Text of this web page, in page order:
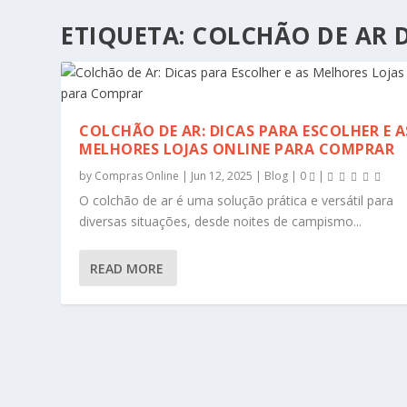
ETIQUETA: COLCHÃO DE AR
COLCHÃO DE AR: DICAS PARA ESCOLHER E
MELHORES LOJAS ONLINE PARA COMPRAR
by Compras Online | Jun 12, 2025 | Blog | 0 |
O colchão de ar é uma solução prática e versátil para
diversas situações, desde noites de campismo...
READ MORE